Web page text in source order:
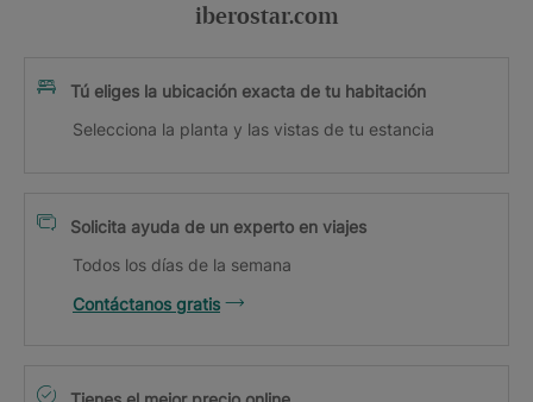
iberostar.com
Tú eliges la ubicación exacta de tu habitación
Selecciona la planta y las vistas de tu estancia
Solicita ayuda de un experto en viajes
Todos los días de la semana
Contáctanos gratis